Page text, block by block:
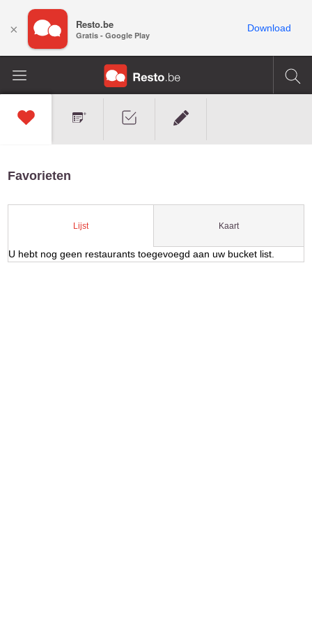
Favorieten
Lijst Kaart
U hebt nog geen restaurants toegevoegd aan uw bucket list.
× Resto.be
Gratis - Google Play
Download